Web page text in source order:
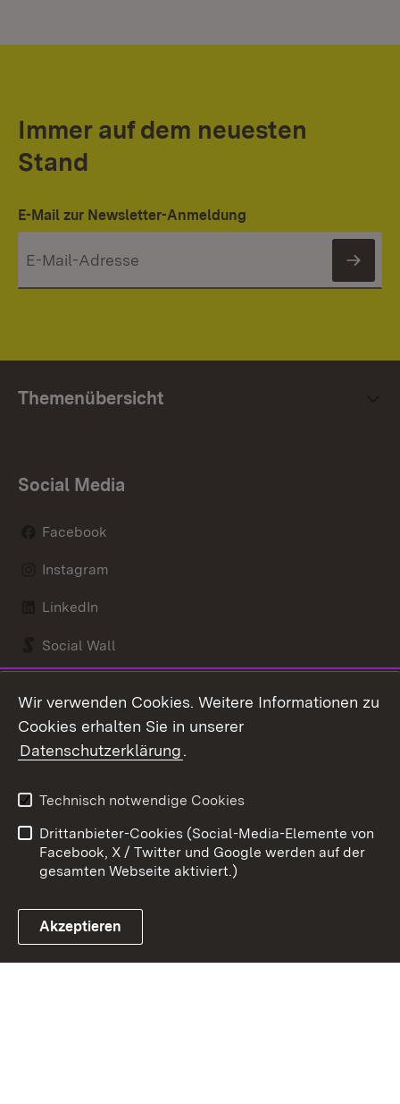
Immer auf dem neuesten
Stand
E-Mail zur Newsletter-Anmeldung
Themenübersicht
Social Media
Facebook
Instagram
LinkedIn
Social Wall
Link zum Landesportal
Kontakt
Barrierefreiheit
Impressum
Cookies
Wir verwenden Cookies. Weitere Informationen zu
Cookies erhalten Sie in unserer
Datenschutzerklärung.
Technisch notwendige Cookies
Drittanbieter-Cookies (Social-Media-Elemente von
Facebook, X / Twitter und Google werden auf der
gesamten Webseite aktiviert.)
Akzeptieren